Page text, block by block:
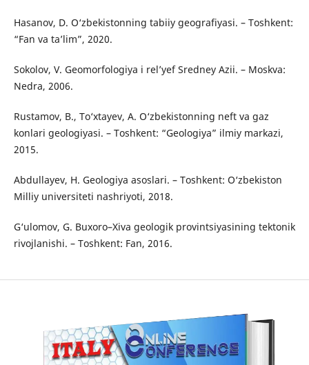
Hasanov, D. O‘zbekistonning tabiiy geografiyasi. – Toshkent:
“Fan va ta’lim”, 2020.
Sokolov, V. Geomorfologiya i rel’yef Sredney Azii. – Moskva:
Nedra, 2006.
Rustamov, B., To‘xtayev, A. O‘zbekistonning neft va gaz
konlari geologiyasi. – Toshkent: “Geologiya” ilmiy markazi,
2015.
Abdullayev, H. Geologiya asoslari. – Toshkent: O‘zbekiston
Milliy universiteti nashriyoti, 2018.
G‘ulomov, G. Buxoro–Xiva geologik provintsiyasining tektonik
rivojlanishi. – Toshkent: Fan, 2016.